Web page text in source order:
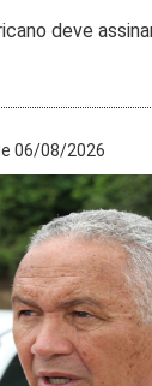
deve
06/08/2026